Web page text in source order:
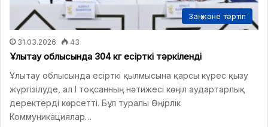
Заң және тәртіп
31.03.2026 43
Ұлытау облысында 304 кг есірткі тәркіленді
Ұлытау облысында есірткі қылмысына қарсы күрес қызу
жүргізілуде, ал I тоқсанның нәтижесі көңіл аудартарлық
деректерді көрсетті. Бұл туралы Өңірлік
Коммуникациялар…